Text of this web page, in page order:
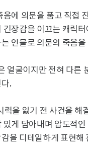
에 의문을 품고 직접
장감을 이끄는 캐릭
인물로 의문의 죽음
얼굴이지만 전혀 다
.
력을 잃기 전 사건을
게 담아내며 압도적
을 디테일하게 표현